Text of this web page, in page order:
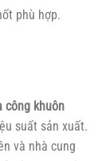
phù hợp.
công khuôn
suất sản xuất.
và nhà cung